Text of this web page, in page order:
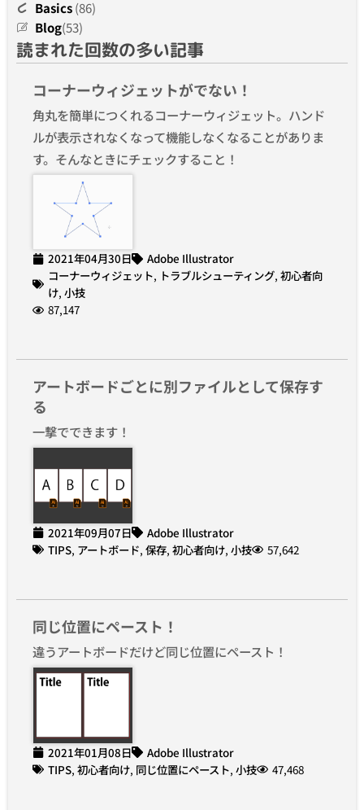
Basics(86)
Blog(53)
読まれた回数の多い記事
コーナーウィジェットがでない！
角丸を簡単につくれるコーナーウィジェット。ハンド
ルが表示されなくなって機能しなくなることがありま
す。そんなときにチェックすること！
2021年04月30日
Adobe Illustrator
コーナーウィジェット, トラブルシューティング, 初心者向
け, 小技
87,147
アートボードごとに別ファイルとして保存す
る
一撃でできます！
2021年09月07日
Adobe Illustrator
TIPS, アートボード, 保存, 初心者向け, 小技 57,642
同じ位置にペースト！
違うアートボードだけど同じ位置にペースト！
2021年01月08日
Adobe Illustrator
TIPS, 初心者向け, 同じ位置にペースト, 小技 47,468